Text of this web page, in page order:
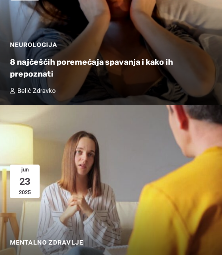
NEUROLOGIJA
8 najčešćih poremećaja spavanja i kako ih
prepoznati
Belić Zdravko
jun
23
2025
MENTALNO ZDRAVLJE